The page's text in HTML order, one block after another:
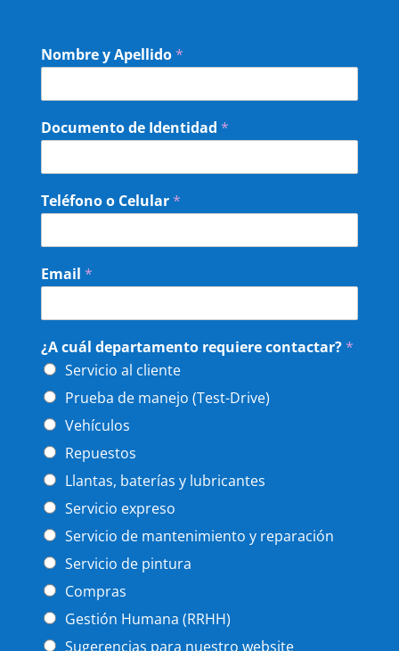
Nombre y Apellido*
Documento de Identidad *
Teléfono o Celular*
Email *
¿A cuál departamento requiere contactar?*
Servicio al cliente
Prueba de manejo (Test-Drive)
Vehículos
Repuestos
Llantas, baterías y lubricantes
Servicio expreso
Servicio de mantenimiento y reparación
Servicio de pintura
Compras
Gestión Humana (RRHH)
Sugerencias para nuestro website